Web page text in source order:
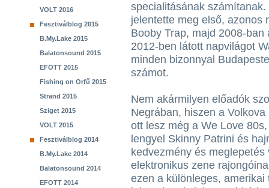
VOLT 2016
Fesztiválblog 2015
B.My.Lake 2015
Balatonsound 2015
EFOTT 2015
Fishing on Orfű 2015
Strand 2015
Sziget 2015
VOLT 2015
Fesztiválblog 2014
B.My.Lake 2014
Balatonsound 2014
EFOTT 2014
specialitásának
jelentette meg első, azonos
Booby Trap, majd 2008-
2012-ben látott napvilágot
minden bizonnyal
számot.
Nem akármilyen előadók
Negrában, hiszen a
ott lesz még a We Love
lengyel Skinny Patrini és
kedvezmény és
elektronikus zene
ezen a különleges,